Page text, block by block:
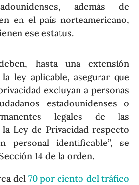
además de
en el país norteamericano,
ese estatus.
hasta una extensión
ley aplicable, asegurar que
excluyan a personas
estadounidenses o
legales de las
Ley de Privacidad respecto
personal identificable”, se
14 de la orden.
del70 por ciento del tráfico